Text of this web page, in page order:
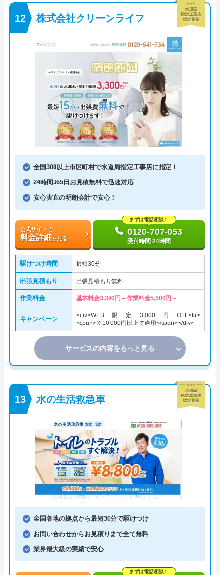
株式会社クリーンライフ
全国300以上市区町村で水道局指定工事店に指定！
24時間365日お見積無料で迅速対応
安心実直の明朗会計で安心！
公式サイトで
料金詳細を見る
まずは電話相談！
0120-707-053
受付時間 24時間
駆けつけ時間 最短30分
出張見積もり 出張見積もり無料
作業料金 基本料金3,300円＋作業料金5,500円～
キャンペーン
<div>WEB限定3,000円OFF<br>
<span>※10,000円以上で適用</span></div>
サービスの内容をもっと見る
水の生活救急車
全国各地の拠点から最短30分で駆けつけ
お問い合わせからお見積りまで全て無料
業界最大級の実績で安心
まずは電話相談！